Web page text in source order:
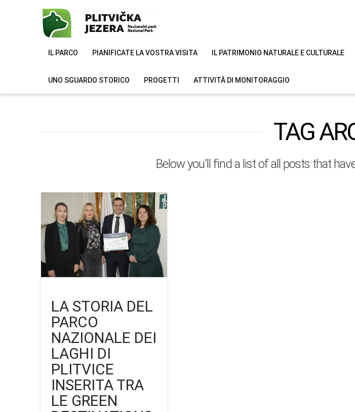
IL PARCO PIANIFICATE LA VOSTRA VISITA IL PATRIMONIO NATURALE E CULTURALE
UNO SGUARDO STORICO PROGETTI ATTIVITÀ DI MONITORAGGIO
TAG
Below you'll find a list of all posts that
LA STORIA DEL
PARCO
NAZIONALE DEI
LAGHI DI
PLITVICE
INSERITA TRA
LE GREEN